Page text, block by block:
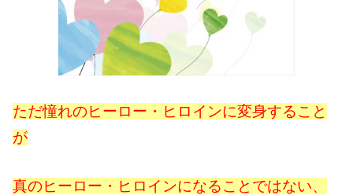
ただ憧れのヒーロー・ヒロインに変身すること
が
真のヒーロー・ヒロインになることではない、